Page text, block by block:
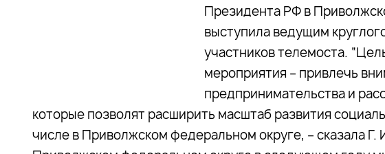
Президента РФ в
выступила ведущим
участников телемоста.
мероприятия – привлечь
предпринимательства и
которые позволят расширить масштаб развития
числе в Приволжском федеральном округе, – сказала Г.